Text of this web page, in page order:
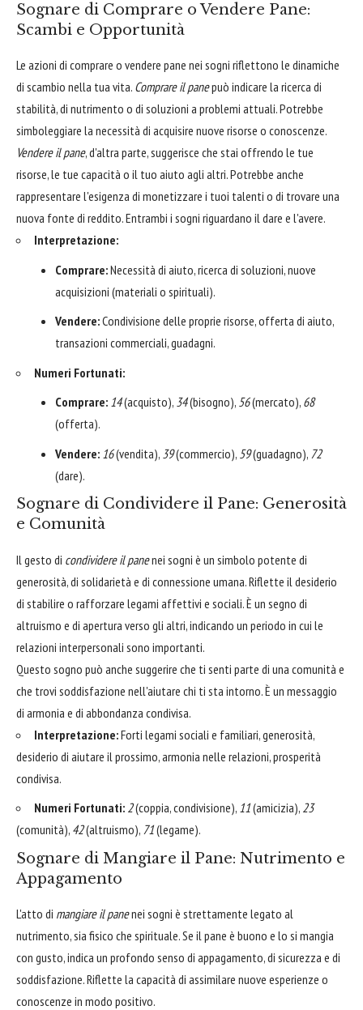
Sognare di Comprare o Vendere Pane:
Scambi e Opportunità
Le azioni di comprare o vendere pane nei sogni riflettono le dinamiche
di scambio nella tua vita. Comprare il panepuò indicare la ricerca di
stabilità, di nutrimento o di soluzioni a problemi attuali. Potrebbe
simboleggiare la necessità di acquisire nuove risorse o conoscenze.
Vendere il pane, d'altra parte, suggerisce che stai offrendo le tue
risorse, le tue capacità o il tuo aiuto agli altri. Potrebbe anche
rappresentare l'esigenza di monetizzare i tuoi talenti o di trovare una
nuova fonte di reddito. Entrambi i sogni riguardano il dare e l'avere.
Interpretazione:
Comprare:Necessità di aiuto, ricerca di soluzioni, nuove
acquisizioni (materiali o spirituali).
Vendere:Condivisione delle proprie risorse, offerta di aiuto,
transazioni commerciali, guadagni.
Numeri Fortunati:
Comprare: 14(acquisto), 34(bisogno), 56(mercato), 68
(offerta).
Vendere: 16(vendita), 39(commercio), 59(guadagno), 72
(dare).
Sognare di Condividere il Pane: Generosità
e Comunità
Il gesto di condividere il panenei sogni è un simbolo potente di
generosità, di solidarietà e di connessione umana. Riflette il desiderio
di stabilire o rafforzare legami affettivi e sociali. È un segno di
altruismo e di apertura verso gli altri, indicando un periodo in cui le
relazioni interpersonali sono importanti.
Questo sogno può anche suggerire che ti senti parte di una comunità e
che trovi soddisfazione nell'aiutare chi ti sta intorno. È un messaggio
di armonia e di abbondanza condivisa.
Interpretazione:Forti legami sociali e familiari, generosità,
desiderio di aiutare il prossimo, armonia nelle relazioni, prosperità
condivisa.
Numeri Fortunati: 2(coppia, condivisione), 11(amicizia), 23
(comunità), 42(altruismo), 71(legame).
Sognare di Mangiare il Pane: Nutrimento e
Appagamento
L'atto di mangiare il panenei sogni è strettamente legato al
nutrimento, sia fisico che spirituale. Se il pane è buono e lo si mangia
con gusto, indica un profondo senso di appagamento, di sicurezza e di
soddisfazione. Riflette la capacità di assimilare nuove esperienze o
conoscenze in modo positivo.